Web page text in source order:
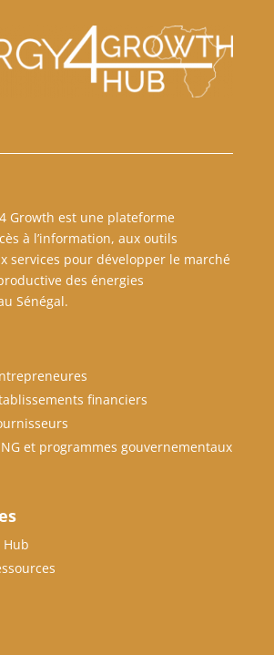
Growth est une plateforme
à l’information, aux outils
services pour développer le marché
des énergies
Sénégal.
financiers
et programmes gouvernementaux